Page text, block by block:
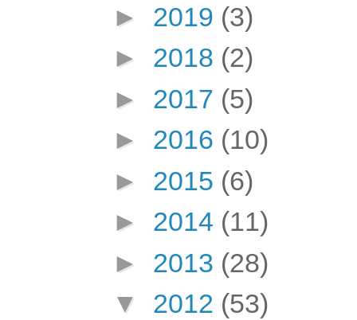
► 2019 (3)
► 2018 (2)
► 2017 (5)
► 2016 (10)
► 2015 (6)
► 2014 (11)
► 2013 (28)
▼ 2012 (53)